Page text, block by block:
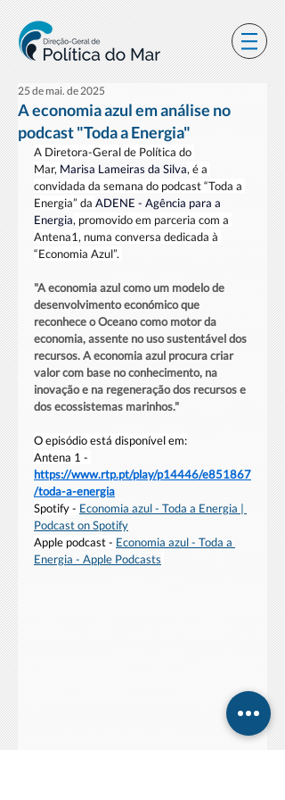
A economia azul em análise no
podcast "Toda a Energia"
25 de mai. de 2025
A Diretora-Geral de Política do
Mar, Marisa Lameiras da Silva, é a
convidada da semana do podcast “Toda a
Energia” da ADENE - Agência para a
Energia, promovido em parceria com a
Antena1, numa conversa dedicada à
“Economia Azul”.
"A economia azul como um modelo de
desenvolvimento económico que
reconhece o Oceano como motor da
economia, assente no uso sustentável dos
recursos. A economia azul procura criar
valor com base no conhecimento, na
inovação e na regeneração dos recursos e
dos ecossistemas marinhos."
O episódio está disponível em:
Antena 1 -
https://www.rtp.pt/play/p14446/e851867
/toda-a-energia
Spotify - Economia azul - Toda a Energia |
Podcast on Spotify
Apple podcast - Economia azul - Toda a
Energia - Apple Podcasts